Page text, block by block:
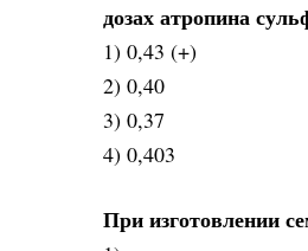
дозах атропина
1) 0,43 (+)
2) 0,40
3) 0,37
4) 0,403
При изготовлении